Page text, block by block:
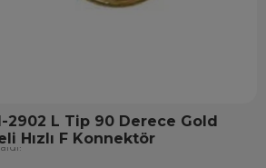
2902 L Tip 90 Derece Gold
Hızlı F Konnektör